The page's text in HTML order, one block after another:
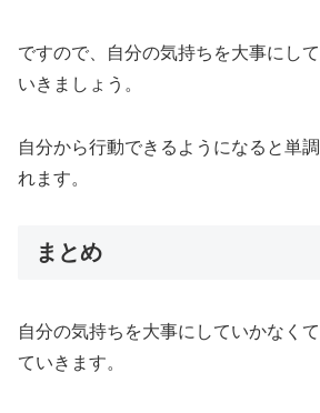
ですので、自分の気持ちを大事にし
いきましょう。
自分から行動できるようになると単
れます。
まとめ
自分の気持ちを大事にしていかなく
ていきます。